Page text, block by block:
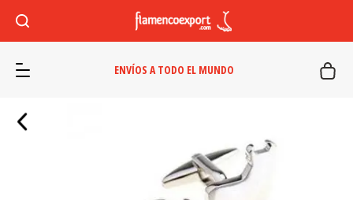
ENVÍOS A TODO EL MUNDO